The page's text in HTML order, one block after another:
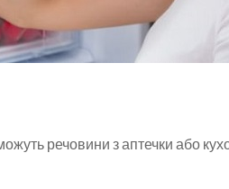
речовини з аптечки або